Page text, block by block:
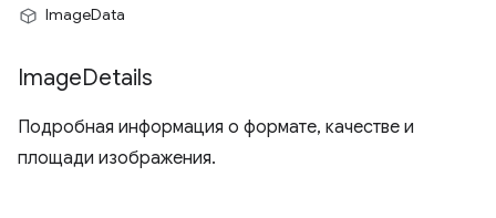
ImageData
ImageDetails
Подробная информация о формате, качестве и
площади изображения.